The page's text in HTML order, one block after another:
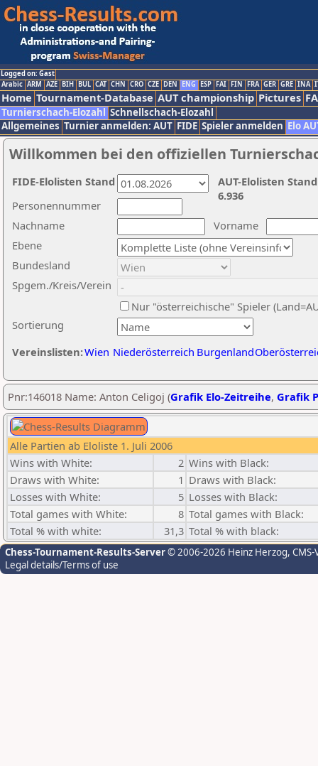
Logged on: Gast
Arabic ARM AZE BIH BUL CAT CHN CRO CZE DEN ENG ESP FAI FIN FRA GER GRE INA
Home Tournament-Database AUT championship Pictures
Turnierschach-Elozahl Schnellschach-Elozahl
Allgemeines Turnier anmelden: AUT FIDE Spieler anmelden Elo
Willkommen bei den offiziellen
Nachname
Vorname
Ebene
Sortierung
Personennummer
Bundesland
Spgem./Kreis/Verein
Nur "österreichische" Spieler
Vereinslisten:Wien Niederösterreich Burgenland
AUT-Elolisten
6.936
FIDE-Elolisten Stand
Pnr:146018 Name: Anton Celigoj (Grafik Elo-Zeitreihe, Grafik
Alle Partien ab Eloliste 1. Juli 2006
Wins with White:
2 Wins with Black:
Draws with White:
1 Draws with Black:
Losses with White:
5 Losses with Black:
Total games with White:
8 Total games with Black:
Total % with white:
31,3 Total % with black:
Chess-Tournament-Results-Server© 2006-2026 Heinz Herzog,
Legal details/Terms of use